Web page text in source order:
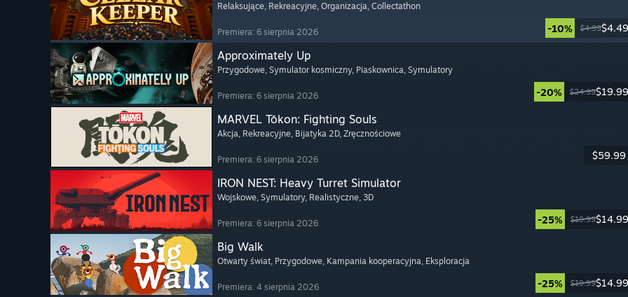
Relaksujące, Rekreacyjne, Organizacja, Collectathon
Premiera: 6 sierpnia 2026 -10% $4.99$4.49
Approximately Up
Przygodowe, Symulator kosmiczny, Piaskownica, Symulatory
Premiera: 6 sierpnia 2026 -20% $24.99$19.99
MARVEL Tōkon: Fighting Souls
Akcja, Rekreacyjne, Bijatyka 2D, Zręcznościowe
Premiera: 6 sierpnia 2026 $59.99
IRON NEST: Heavy Turret Simulator
Wojskowe, Symulatory, Realistyczne, 3D
Premiera: 6 sierpnia 2026 -25% $19.99$14.99
Big Walk
Otwarty świat, Przygodowe, Kampania kooperacyjna, Eksploracja
Premiera: 4 sierpnia 2026 -25% $19.99$14.99